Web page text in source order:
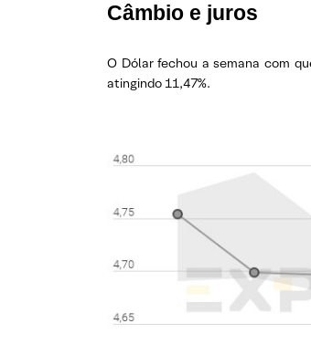
Câmbio e juros
O Dólar fechou a semana com
atingindo 11,47%.